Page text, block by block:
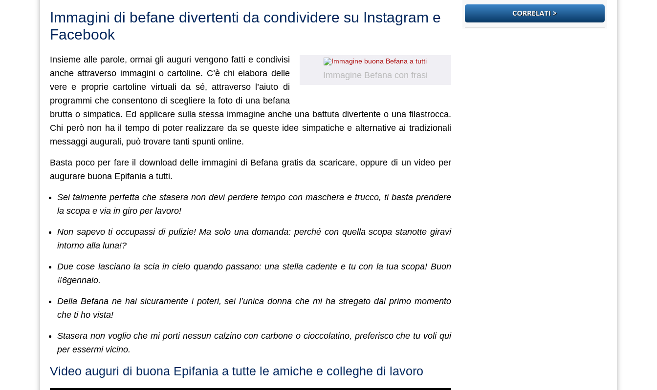
Immagini di befane divertenti da condividere su Instagram e
Facebook
Immagine Befana con frasi
Insieme alle parole, ormai gli auguri vengono fatti e condivisi
anche attraverso immagini o cartoline. C’è chi elabora delle
vere e proprie cartoline virtuali da sé, attraverso l’aiuto di
programmi che consentono di scegliere la foto di una befana
brutta o simpatica. Ed applicare sulla stessa immagine anche una battuta divertente o una filastrocca.
Chi però non ha il tempo di poter realizzare da se queste idee simpatiche e alternative ai tradizionali
messaggi augurali, può trovare tanti spunti online.
Basta poco per fare il download delle immagini di Befana gratis da scaricare, oppure di un video per
augurare buona Epifania a tutti.
Sei talmente perfetta che stasera non devi perdere tempo con maschera e trucco, ti basta prendere
la scopa e via in giro per lavoro!
Non sapevo ti occupassi di pulizie! Ma solo una domanda: perché con quella scopa stanotte giravi
intorno alla luna!?
Due cose lasciano la scia in cielo quando passano: una stella cadente e tu con la tua scopa! Buon
#6gennaio.
Della Befana ne hai sicuramente i poteri, sei l’unica donna che mi ha stregato dal primo momento
che ti ho vista!
Stasera non voglio che mi porti nessun calzino con carbone o cioccolatino, preferisco che tu voli qui
per essermi vicino.
Video auguri di buona Epifania a tutte le amiche e colleghe di lavoro